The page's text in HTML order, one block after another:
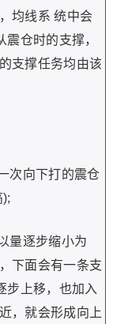
均线系 统中会
震仓时的支撑，
支撑任务均由该
次向下打的震仓
量逐步缩小为
下面会有一条支
步上移，也加入
，就会形成向上